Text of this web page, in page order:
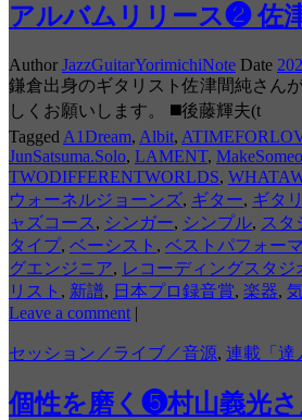
アルバムリリース❷ 佐
Author JazzGuitarYorimichiNote Date
鎌倉出身のギタリスト佐津間純さん
しくお願いします。 ◼️後藤輝夫(t
Tagged A1Dream, Albit,
JunSatsuma.Solo, LAMENT,
TWODIFFERENTWORLDS,
ウォーネルジョーンズ, ギター, ギタ
ャズコース , シンガー, シンプル, スタ
タイプ, ベーシスト , ベストパフォー
グエンジニア, レコーディングスタジ
リスト , 新譜, 日本プロ録音賞, 楽器,
Leave a comment |
セッション／ライブ／音源, 連載「達
個性を磨く❺村山義光